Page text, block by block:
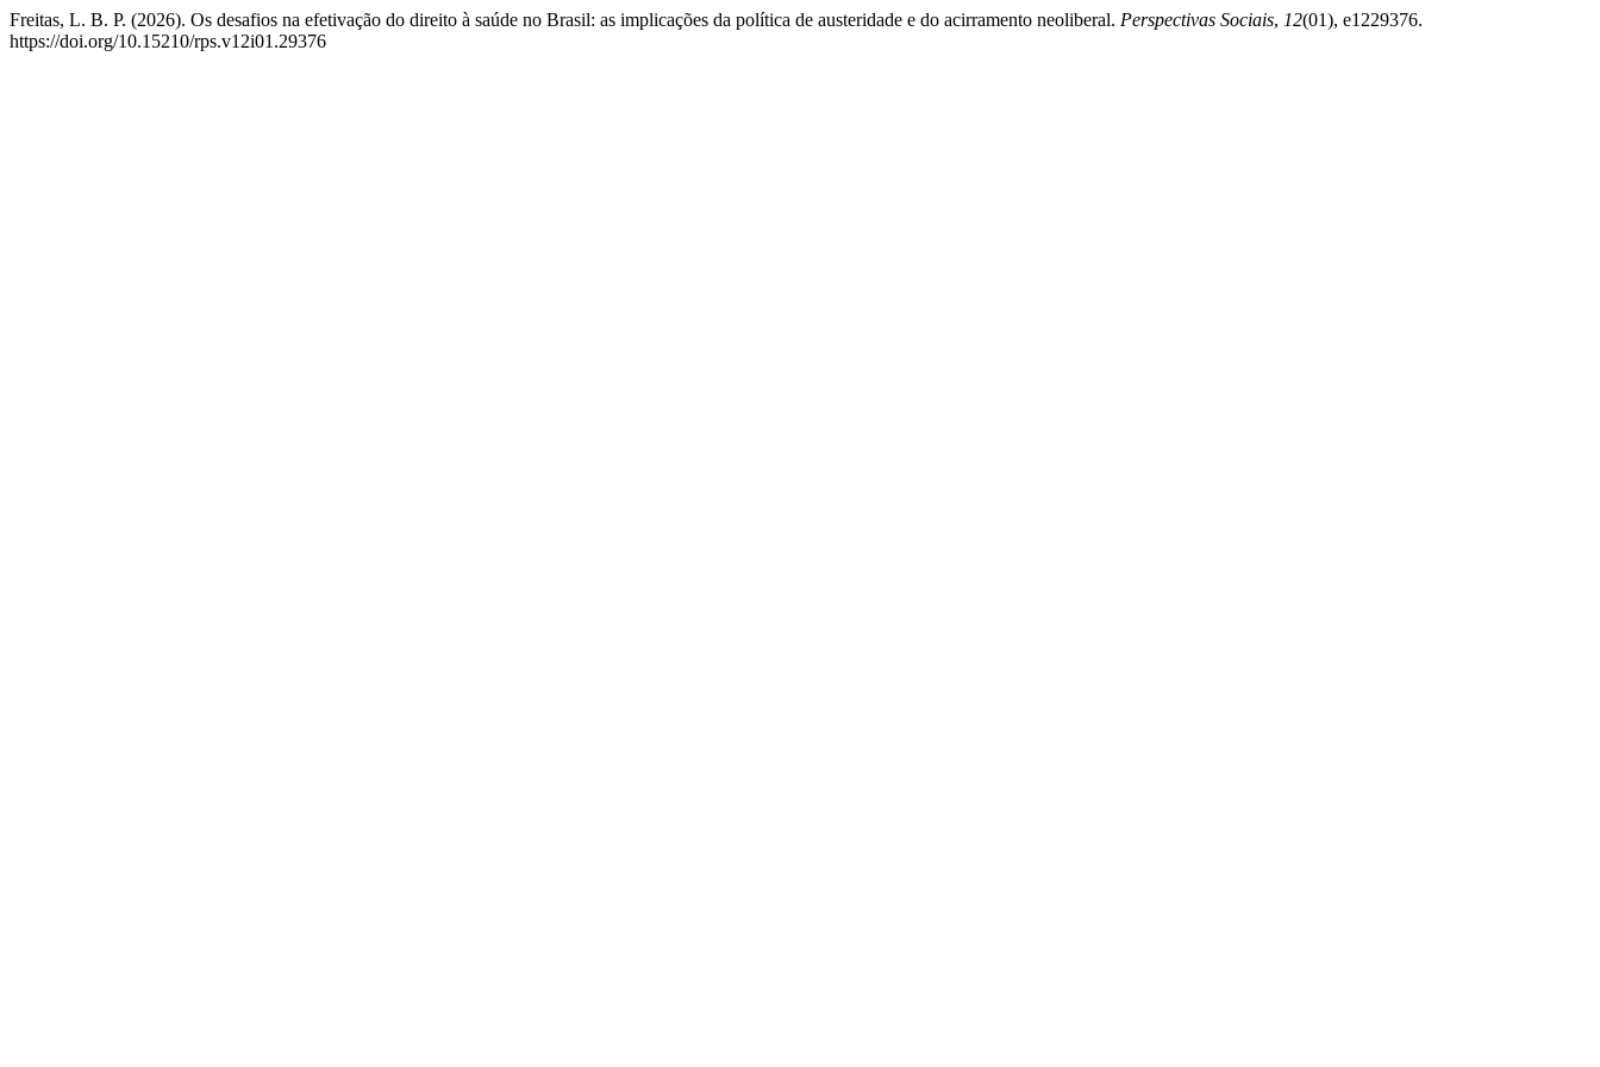
Freitas, L. B. P. (2026). Os desafios na efetivação do direito à saúde no Brasil: as implicações da política de austeridade e do acirramento neoliberal. Perspectivas Sociais, 12(01), e1229376.
https://doi.org/10.15210/rps.v12i01.29376